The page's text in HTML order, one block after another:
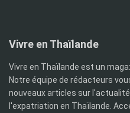
Vivre en Thaïlande
Vivre en Thaïlande est un
Notre équipe de rédacteurs
nouveaux articles sur
l'expatriation en Thaïlande.